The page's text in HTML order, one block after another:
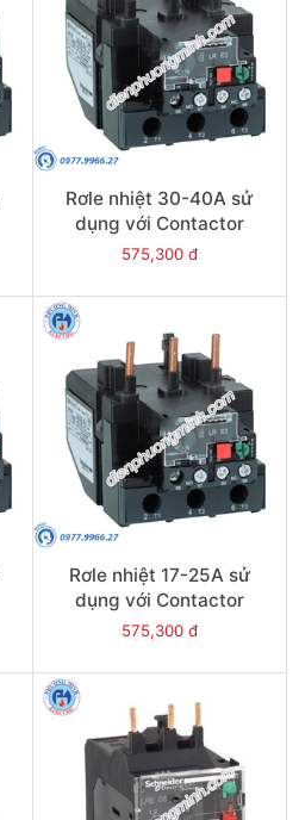
Rơle nhiệt 30-40A sử
dụng với Contactor
LC1E40-E95 - Model
575,300 đ
Rơle nhiệt 17-25A sử
dụng với Contactor
LC1E40-E95 - Model
575,300 đ